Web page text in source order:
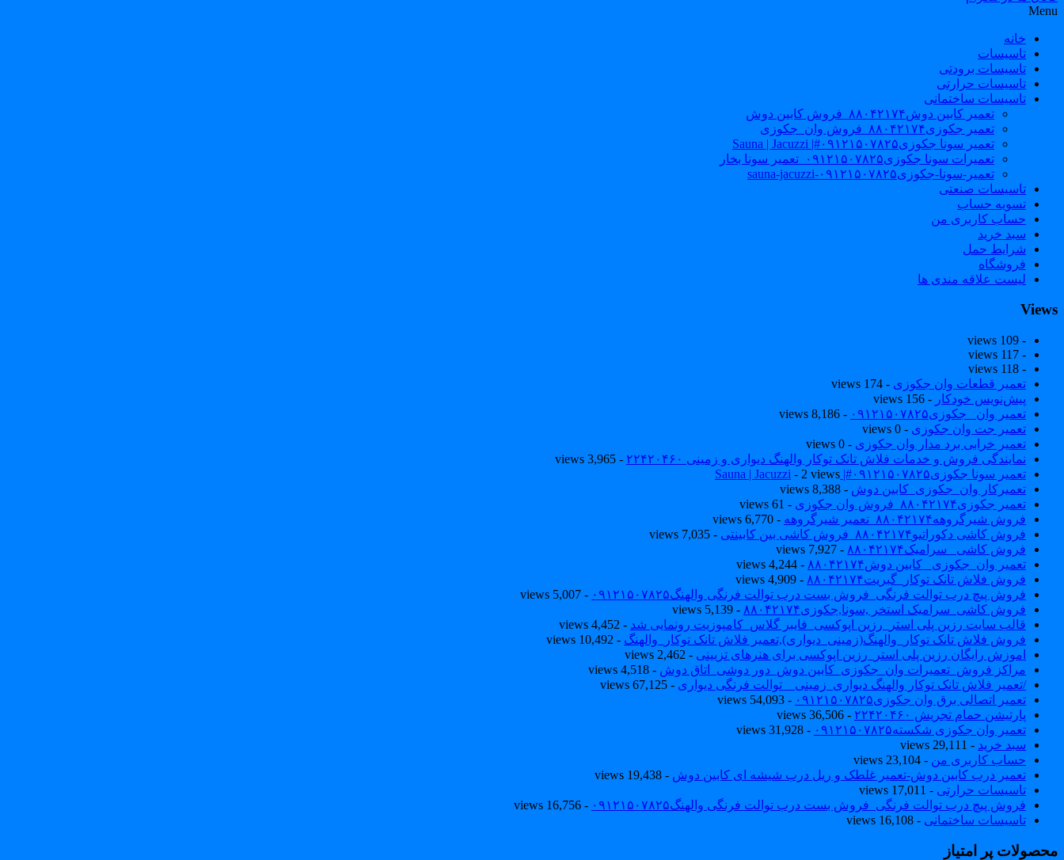
Menu
خانه
تاسیسات
تاسیسات برودتی
تاسیسات حرارتی
تاسیسات ساختمانی
تعمیر کابین دوش۸۸۰۴۲۱۷۴_فروش کابین دوش
تعمیر جکوزی۸۸۰۴۲۱۷۴_فروش وان_جکوزی
تعمیر سونا جکوزی۰۹۱۲۱۵۰۷۸۲۵#| Sauna | Jacuzzi
تعمیرات سونا جکوزی۰۹۱۲۱۵۰۷۸۲۵_تعمیر سونا بخار
تعمیر-سونا-جکوزی۰۹۱۲۱۵۰۷۸۲۵-sauna-jacuzzi
تاسیسات صنعتی
تسویه حساب
حساب کاربری من
سبد خرید
شرایط حمل
فروشگاه
لیست علاقه مندی ها
Views
- 109 views
- 117 views
- 118 views
تعمیر قطعات وان جکوزی - 174 views
پیش‌نویس خودکار - 156 views
تعمیر وان _جکوزی۰۹۱۲۱۵۰۷۸۲۵
- 8,186 views
تعمیر جت وان جکوزی - 0 views
تعمیر خرابی برد مدار وان جکوزی - 0 views
نمایندگی فروش و خدمات فلاش تانک توکار والهنگ دیواری و زمینی ۲۲۴۲۰۴۶۰
- 3,965 views
تعمیر سونا جکوزی۰۹۱۲۱۵۰۷۸۲۵#| Sauna | Jacuzzi
- 2 views
تعمیرکار وان_جکوزی_کابین دوش - 8,388 views
تعمیر جکوزی۸۸۰۴۲۱۷۴_فروش وان جکوزی
- 61 views
فروش شیرگروهه۸۸۰۴۲۱۷۴_تعمیر شیرگروهه
- 6,770 views
فروش کاشی دکوراتیو۸۸۰۴۲۱۷۴_فروش کاشی بین کابینتی
- 7,035 views
فروش کاشی _سرامیک۸۸۰۴۲۱۷۴
- 7,927 views
تعمیر وان_جکوزی_ کابین دوش۸۸۰۴۲۱۷۴
- 4,244 views
فروش فلاش تانک توکار_گبریت۸۸۰۴۲۱۷۴
- 4,909 views
فروش پیچ درب توالت فرنگی_فروش بست درب توالت فرنگی والهنگ۰۹۱۲۱۵۰۷۸۲۵
- 5,007 views
فروش کاشی_سرامیک استخر ,سونا,جکوزی۸۸۰۴۲۱۷۴
- 5,139 views
قالب سایت رزین پلی استر_رزین اپوکسی_فایبر گلاس_کامپوزیت رونمایی شد - 4,452 views
فروش فلاش تانک توکار_والهنگ(زمینی_دیواری),تعمیر فلاش تانک توکار_والهنگ - 10,492 views
اموزش رایگان رزین پلی استر_رزین اپوکسی برای هنرهای تزیینی - 2,462 views
مراکز فروش_تعمیرات وان_جکوزی_کابین دوش_دور دوشی_اتاق دوش - 4,518 views
/تعمیر فلاش تانک توکار والهنگ دیواری_زمینی _ توالت فرنگی دیواری - 67,125 views
تعمیر اتصالی برق وان جکوزی۰۹۱۲۱۵۰۷۸۲۵
- 54,093 views
پارتیشن حمام تجریش ۲۲۴۲۰۴۶۰
- 36,506 views
تعمیر وان جکوزی شکسته۰۹۱۲۱۵۰۷۸۲۵
- 31,928 views
سبد خرید - 29,111 views
حساب کاربری من - 23,104 views
تعمیر درب کابین دوش-تعمیر غلطک و ریل درب شیشه ای کابین دوش - 19,438 views
تاسیسات حرارتی - 17,011 views
فروش پیچ درب توالت فرنگی_فروش بست درب توالت فرنگی والهنگ۰۹۱۲۱۵۰۷۸۲۵
- 16,756 views
تاسیسات ساختمانی - 16,108 views
محصولات پر امتیاز